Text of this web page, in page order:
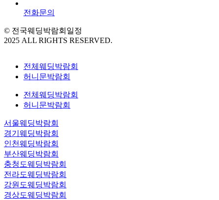
전화문의
© 전국웨딩박람회일정
2025 ALL RIGHTS RESERVED.
전체웨딩박람회
허니문박람회
전체웨딩박람회
허니문박람회
서울웨딩박람회
경기웨딩박람회
인천웨딩박람회
부산웨딩박람회
충청도웨딩박람회
전라도웨딩박람회
강원도웨딩박람회
경상도웨딩박람회